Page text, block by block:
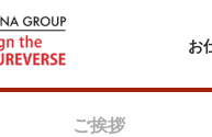
お
ご挨拶